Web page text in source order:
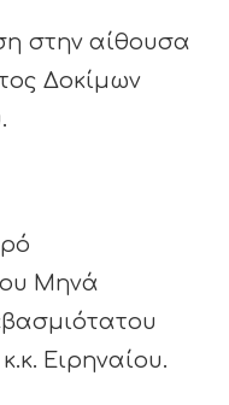
στην αίθουσα
Δοκίμων
Μηνά
Ειρηναίου.